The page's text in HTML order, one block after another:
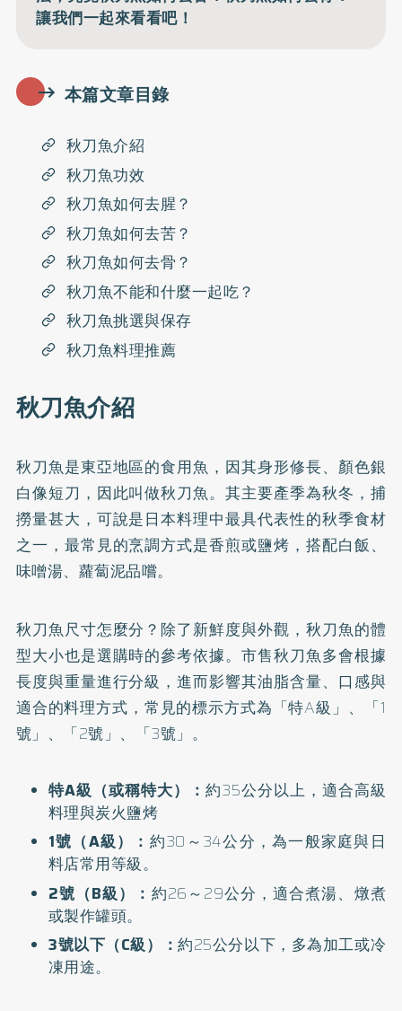
讓我們一起來看看吧！
本篇文章目錄
秋刀魚介紹
秋刀魚功效
秋刀魚如何去腥？
秋刀魚如何去苦？
秋刀魚如何去骨？
秋刀魚不能和什麼一起吃？
秋刀魚挑選與保存
秋刀魚料理推薦
秋刀魚介紹
秋刀魚是東亞地區的食用魚，因其身形修長、顏色銀
白像短刀，因此叫做秋刀魚。其主要產季為秋冬，捕
撈量甚大，可說是日本料理中最具代表性的秋季食材
之一，最常見的烹調方式是香煎或鹽烤，搭配白飯、
味噌湯、蘿蔔泥品嚐。
秋刀魚尺寸怎麼分？除了新鮮度與外觀，秋刀魚的體
型大小也是選購時的參考依據。市售秋刀魚多會根據
長度與重量進行分級，進而影響其油脂含量、口感與
適合的料理方式，常見的標示方式為「特A級」、「1
號」、「2號」、「3號」。
特A級（或稱特大）： 約35公分以上，適合高級
料理與炭火鹽烤
1號（A級）： 約30～34公分，為一般家庭與日
料店常用等級。
2號（B級）： 約26～29公分，適合煮湯、燉煮
或製作罐頭。
3號以下（C級）：約25公分以下，多為加工或冷
凍用途。